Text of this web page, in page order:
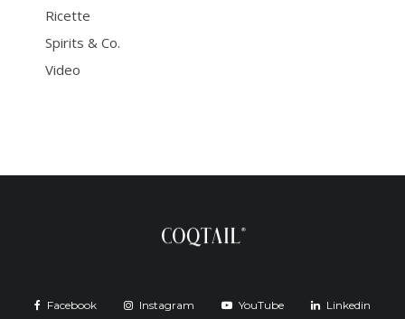
Ricette
Spirits & Co.
Video
Facebook Instagram YouTube Linkedin